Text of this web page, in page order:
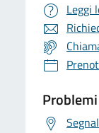
Leggi